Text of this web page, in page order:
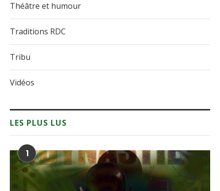
Théâtre et humour
Traditions RDC
Tribu
Vidéos
LES PLUS LUS
1